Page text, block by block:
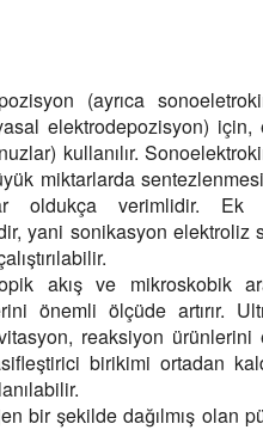
(ayrıca
elektrodepozisyon) için,
kullanılır.
miktarlarda
oldukça verimlidir. Ek
yani sonikasyon elektroliz
akış ve mikroskobik
önemli ölçüde artırır.
reaksiyon ürünlerini
birikimi ortadan
bir şekilde dağılmış olan